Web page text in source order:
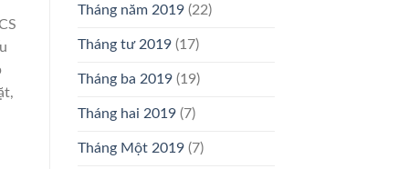
Tháng năm 2019(22)
Tháng tư 2019(17)
Tháng ba 2019(19)
Tháng hai 2019(7)
Tháng Một 2019(7)